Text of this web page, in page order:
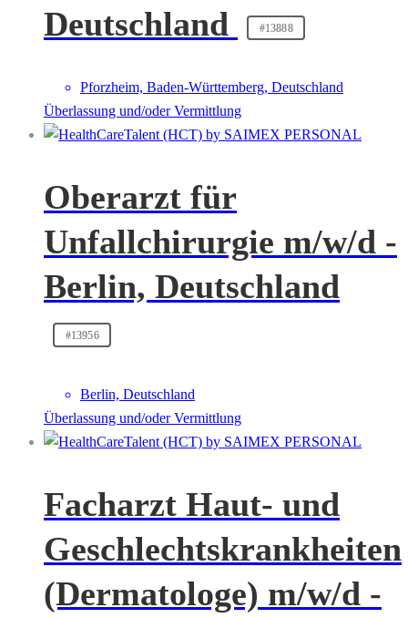
Deutschland #13888
Pforzheim, Baden-Württemberg, Deutschland
Überlassung und/oder Vermittlung
Oberarzt für
Unfallchirurgie m/w/d -
Berlin, Deutschland
#13956
Berlin, Deutschland
Überlassung und/oder Vermittlung
Facharzt Haut- und
Geschlechtskrankheiten
(Dermatologe) m/w/d -